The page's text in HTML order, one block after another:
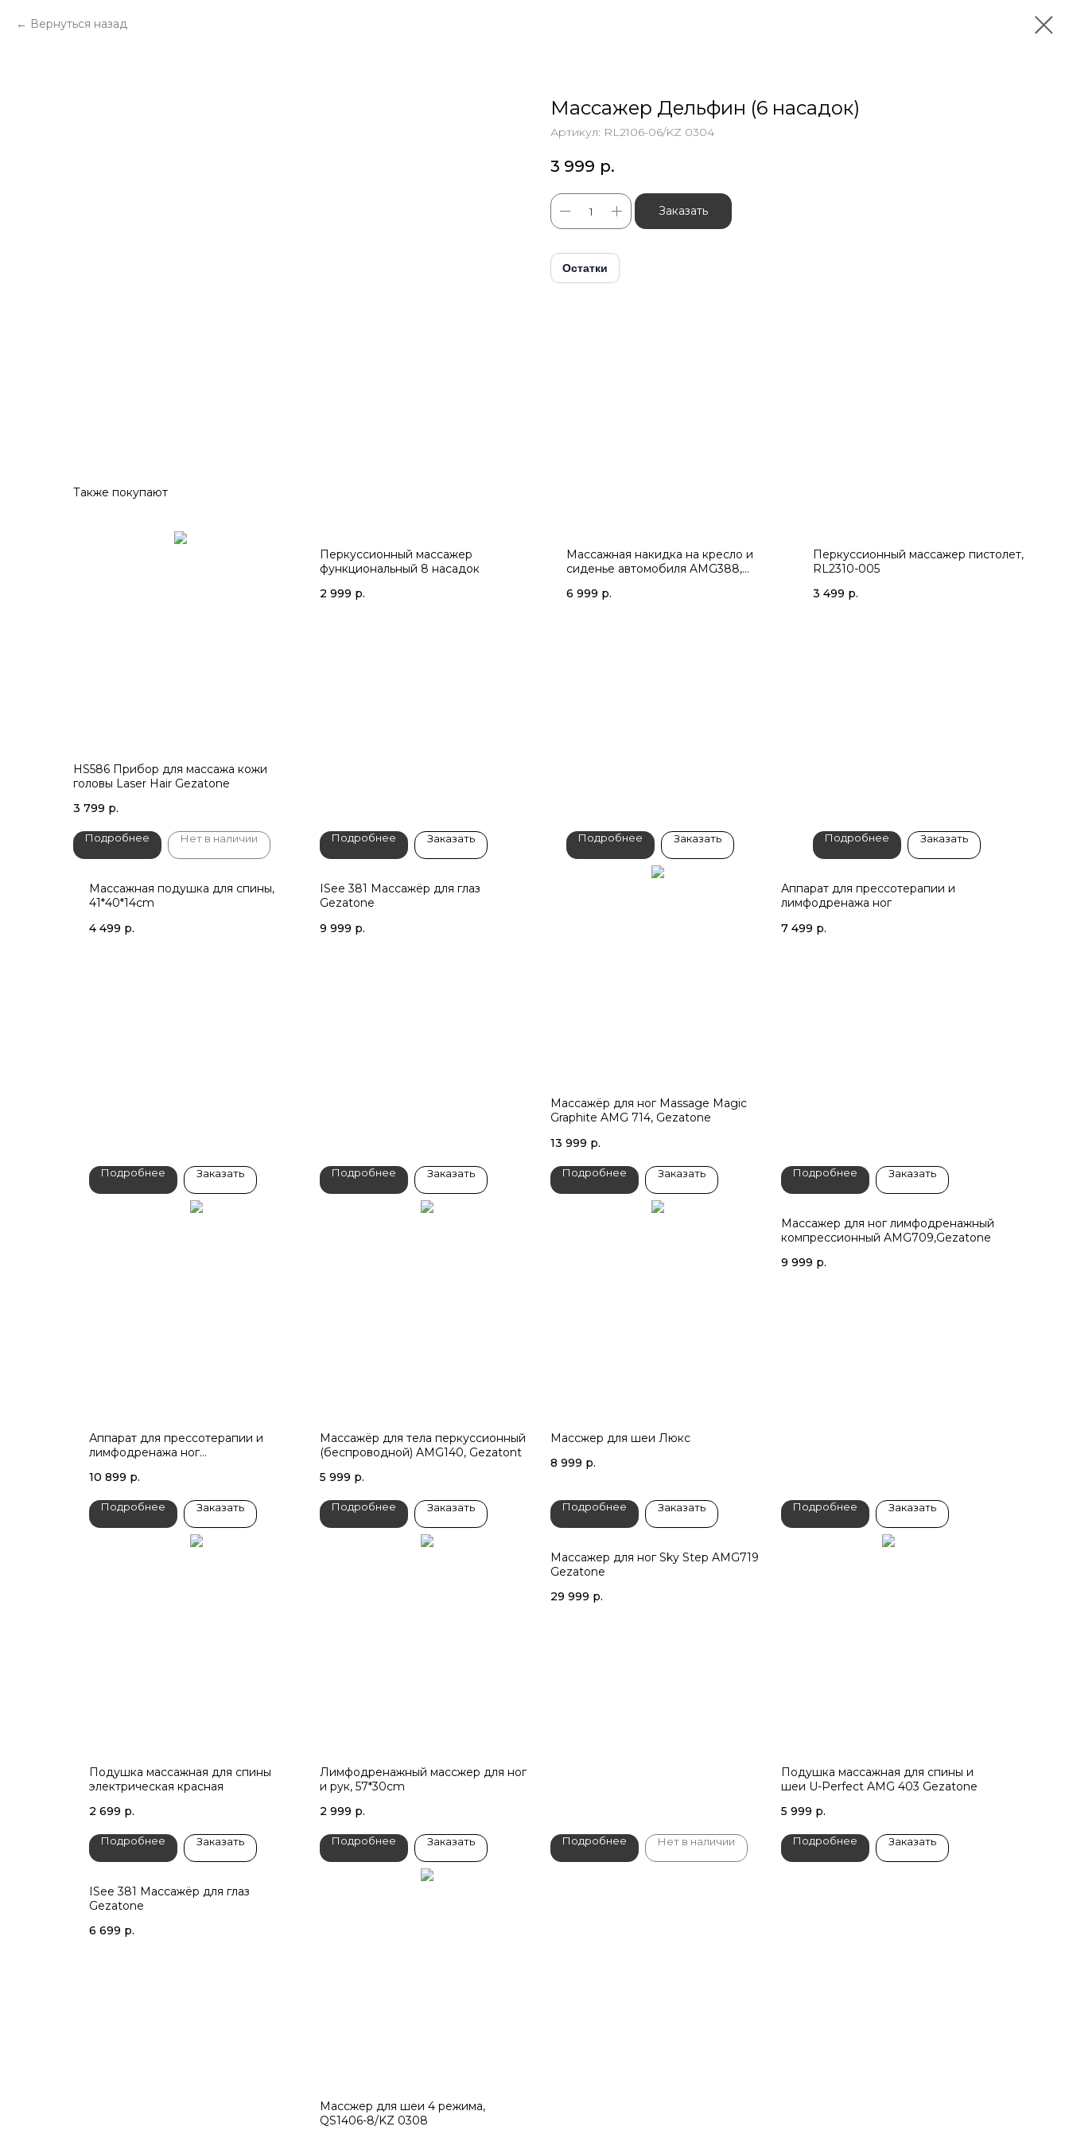
Вернуться назад
Массажер Дельфин (6 насадок)
Артикул: RL2106-06/KZ 0304
3 999 р.
Заказать
Остатки
Также покупают
HS586 Прибор для массажа кожи
головы Laser Hair Gezatone
3 799 р.
Подробнее Нет в наличии
Перкуссионный массажер
функциональный 8 насадок
2 999 р.
Подробнее Заказать
Массажная накидка на кресло и
сиденье автомобиля AMG388,
6 999 р.
Подробнее Заказать
Перкуссионный массажер пистолет,
RL2310-005
3 499 р.
Подробнее Заказать
Массажная подушка для спины,
41*40*14cm
4 499 р.
Подробнее Заказать
ISee 381 Массажёр для глаз
Gezatone
9 999 р.
Подробнее Заказать
Массажёр для ног Massage Magic
Graphite AMG 714, Gezatone
13 999 р.
Подробнее Заказать
Аппарат для прессотерапии и
лимфодренажа ног
7 499 р.
Подробнее Заказать
Аппарат для прессотерапии и
лимфодренажа ног
10 899 р.
Подробнее Заказать
Массажёр для тела перкуссионный
(беспроводной) AMG140, Gezatont
5 999 р.
Подробнее Заказать
Массжер для шеи Люкс
8 999 р.
Подробнее Заказать
Массажер для ног лимфодренажный
компрессионный AMG709,Gezatone
9 999 р.
Подробнее Заказать
Подушка массажная для спины
электрическая красная
2 699 р.
Подробнее Заказать
Лимфодренажный массжер для ног
и рук, 57*30cm
2 999 р.
Подробнее Заказать
Массажер для ног Sky Step AMG719
Gezatone
29 999 р.
Подробнее Нет в наличии
Подушка массажная для спины и
шеи U-Perfect AMG 403 Gezatone
5 999 р.
Подробнее Заказать
ISee 381 Массажёр для глаз
Gezatone
6 699 р.
Массжер для шеи 4 режима,
QS1406-8/KZ 0308